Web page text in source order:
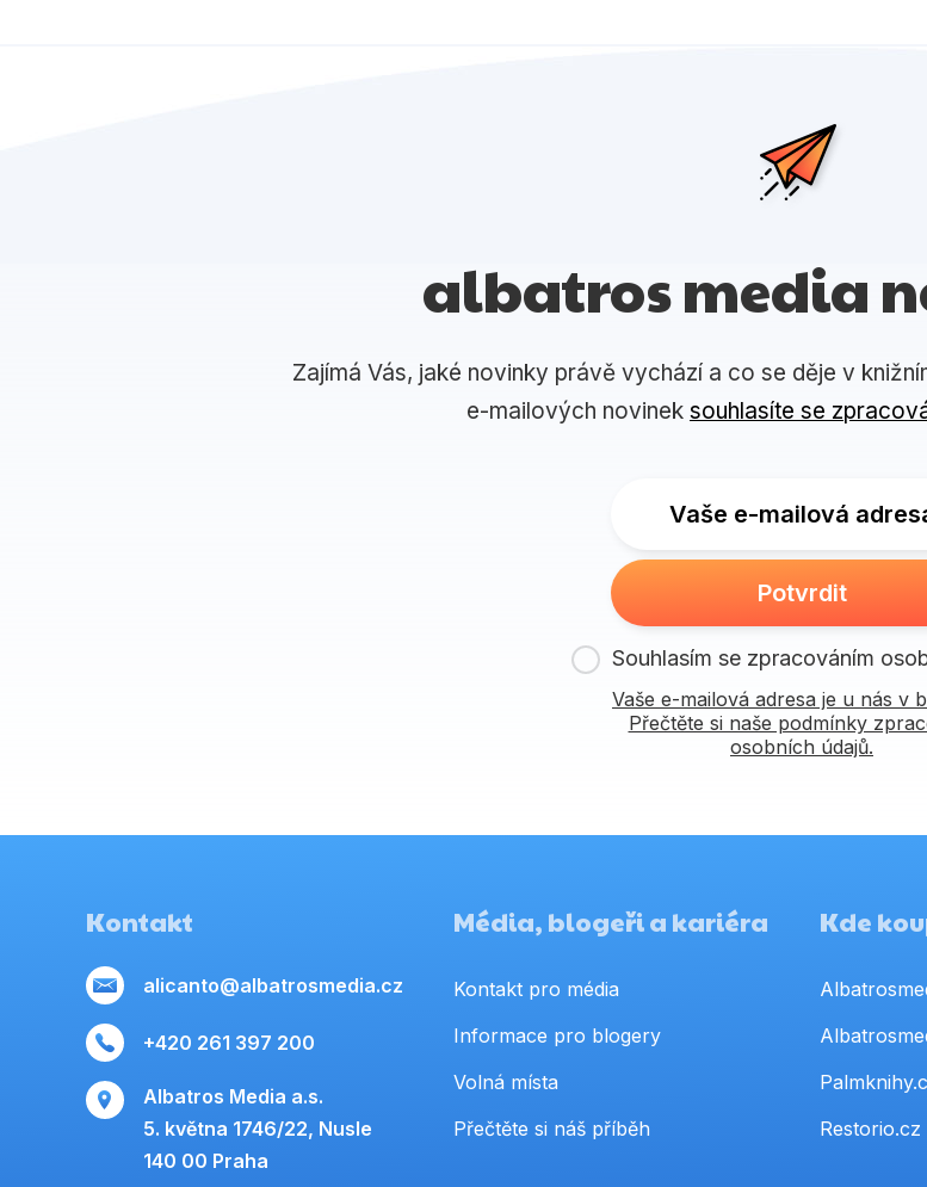
albatros media
Zajímá Vás, jaké novinky právě vychází a co se děje v
e-mailových novinek souhlasíte se
Vaše e-mailová
Potvrdit
Souhlasím se zpracováním
Vaše e-mailová adresa je u nás v
Přečtěte si naše podmínky
osobních údajů.
Kontakt
alicanto@albatrosmedia.cz
+420 261 397 200
Albatros Media a.s.
5. května 1746/22, Nusle
140 00 Praha
Média, blogeři a kariéra
Kontakt pro média
Informace pro blogery
Volná místa
Přečtěte si náš příběh
Kde
Restorio.cz